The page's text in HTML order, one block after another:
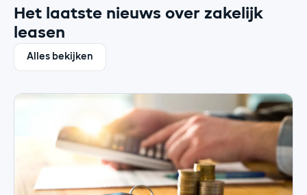
Het laatste nieuws over zakelijk
leasen
Alles bekijken